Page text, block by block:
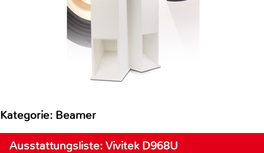
Kategorie: Beamer
Ausstattungsliste: Vivitek D968U